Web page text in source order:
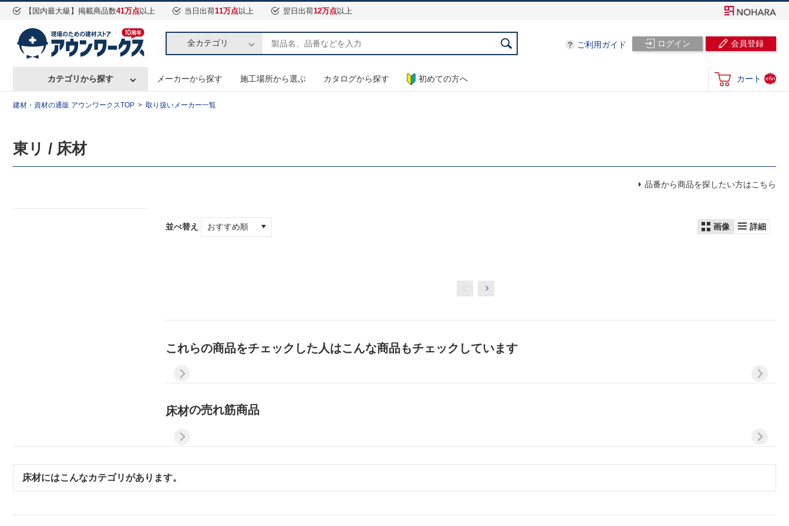
【国内最大級】掲載商品数41万点以上 当日出荷11万点以上 翌日出荷12万点以上
全カテゴリ ログイン 会員登録
ご利用ガイド
カテゴリから探す メーカーから探す 施工場所から選ぶ カタログから探す 初めての方へ カート
und
efin
ed
建材・資材の通販 アウンワークスTOP 取り扱いメーカー一覧
東リ / 床材
品番から商品を探したい方はこちら
並べ替え 画像 詳細
これらの商品をチェックした人はこんな商品もチェックしています
床材の売れ筋商品
床材にはこんなカテゴリがあります。